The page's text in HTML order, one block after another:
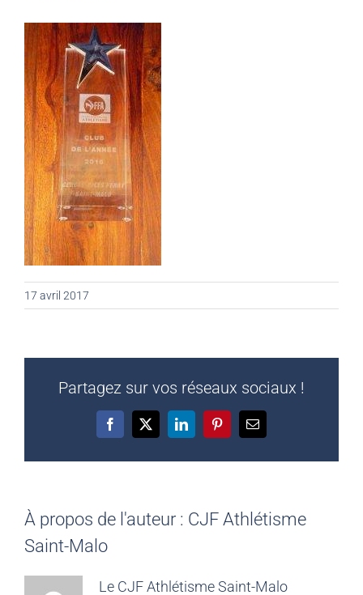
17 avril 2017
Partagez sur vos réseaux sociaux !
Facebook
X LinkedInPinterestEmail
À propos de l'auteur : CJF Athlétisme
Saint-Malo
Le CJF Athlétisme Saint-Malo